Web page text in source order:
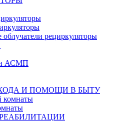
рециркуляторы
АСМП
И ПОМОЩИ В БЫТУ
комнаты